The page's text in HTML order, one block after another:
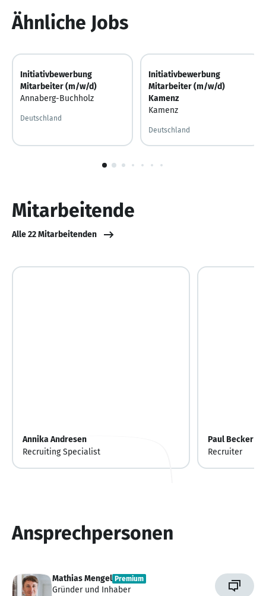
Ähnliche Jobs
Initiativbewerbung
Mitarbeiter (m/w/d)
Annaberg-Buchholz
Deutschland
Initiativbewerbung
Mitarbeiter (m/w/d)
Kamenz
Kamenz
Deutschland
Mitarbeitende
Alle 22 Mitarbeitenden
Annika Andresen
Recruiting Specialist
Paul Becker
Recruiter
Ansprechpersonen
Mathias Mengel Premium
Gründer und Inhaber